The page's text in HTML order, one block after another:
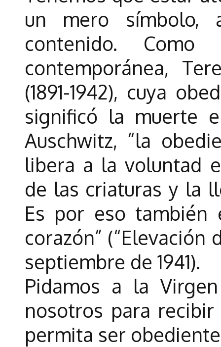
un mero símbolo,
contenido.
contemporánea,
(1891-1942), cuya
significó la muerte
Auschwitz, “la
libera a la voluntad
de las criaturas y la
Es por eso
corazón” (“Elevación
septiembre de 1941).
Pidamos a la
nosotros para
permita ser